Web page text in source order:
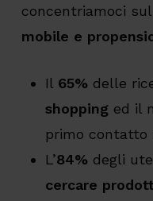
concentriamoci sul
mobile e
Il 65%delle
shoppinged il
primo contatto
L’84%degli
cercare